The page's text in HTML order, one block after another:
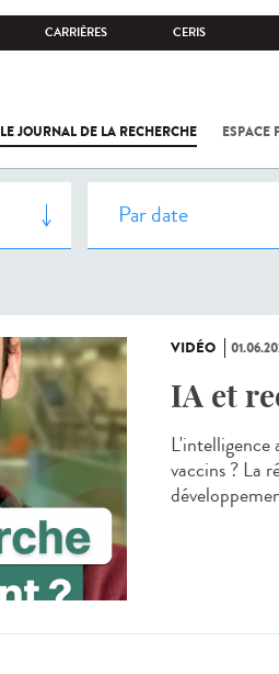
CARRIÈRES CERIS
LE JOURNAL DE LA RECHERCHE ESPACE
VIDÉO
IA et
vaccins ? La